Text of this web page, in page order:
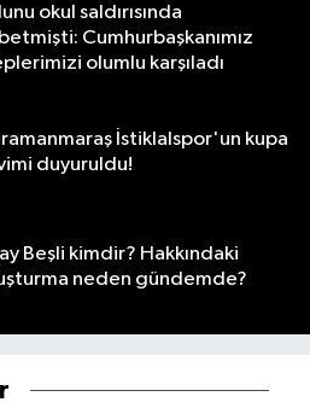
okul saldırısında
Cumhurbaşkanımız
olumlu karşıladı
İstiklalspor'un kupa
duyuruldu!
Beşli kimdir? Hakkındaki
neden gündemde?